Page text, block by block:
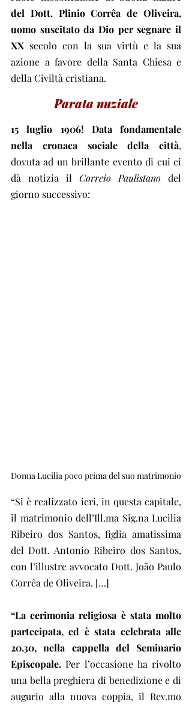
del Dott. Plinio Corrêa de Oliveira,
uomo suscitato da Dio per segnare il
XX secolo con la sua virtù e la sua
azione a favore della Santa Chiesa e
della Civiltà cristiana.
Parata nuziale
15 luglio 1906! Data fondamentale
nella cronaca sociale della città,
dovuta ad un brillante evento di cui ci
dà notizia il Correio Paulistano del
giorno successivo:
Donna Lucilia poco prima del suo matrimonio
“Si è realizzato ieri, in questa capitale,
il matrimonio dell’Ill.ma Sig.na Lucilia
Ribeiro dos Santos, figlia amatissima
del Dott. Antonio Ribeiro dos Santos,
con l’illustre avvocato Dott. João Paulo
Corrêa de Oliveira. […]
“La cerimonia religiosa è stata molto
partecipata, ed è stata celebrata alle
20.30, nella cappella del Seminario
Episcopale. Per l’occasione ha rivolto
una bella preghiera di benedizione e di
augurio alla nuova coppia, il Rev.mo